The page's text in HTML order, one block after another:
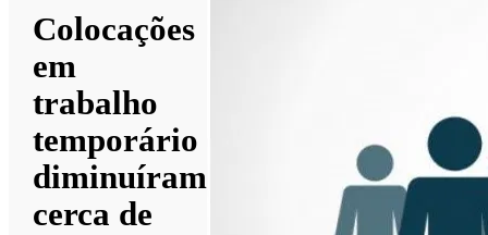
Colocações
em
trabalho
temporário
diminuíram
cerca de